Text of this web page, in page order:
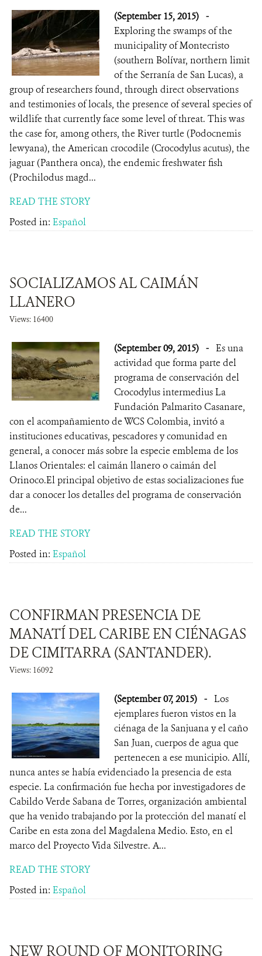
(September 15, 2015) -
Exploring the swamps of the
municipality of Montecristo
(southern Bolívar, northern limit
of the Serranía de San Lucas), a
group of researchers found, through direct observations
and testimonies of locals, the presence of several species of
wildlife that currently face some level of threat. This was
the case for, among others, the River turtle (Podocnemis
lewyana), the American crocodile (Crocodylus acutus), the
jaguar (Panthera onca), the endemic freshwater fish
(Prochilodus magd...
READ THE STORY
Posted in: Español
SOCIALIZAMOS AL CAIMÁN
LLANERO
Views: 16400
(September 09, 2015) - Es una
actividad que forma parte del
programa de conservación del
Crocodylus intermedius La
Fundación Palmarito Casanare,
con el acompañamiento de WCS Colombia, invitó a
instituciones educativas, pescadores y comunidad en
general, a conocer más sobre la especie emblema de los
Llanos Orientales: el caimán llanero o caimán del
Orinoco.El principal objetivo de estas socializaciones fue
dar a conocer los detalles del programa de conservación
de...
READ THE STORY
Posted in: Español
CONFIRMAN PRESENCIA DE
MANATÍ DEL CARIBE EN CIÉNAGAS
DE CIMITARRA (SANTANDER).
Views: 16092
(September 07, 2015) - Los
ejemplares fueron vistos en la
ciénaga de la Sanjuana y el caño
San Juan, cuerpos de agua que
pertenecen a ese municipio. Allí,
nunca antes se había evidenciado la presencia de esta
especie. La confirmación fue hecha por investigadores de
Cabildo Verde Sabana de Torres, organización ambiental
que ha venido trabajando por la protección del manatí el
Caribe en esta zona del Magdalena Medio. Esto, en el
marco del Proyecto Vida Silvestre. A...
READ THE STORY
Posted in: Español
NEW ROUND OF MONITORING